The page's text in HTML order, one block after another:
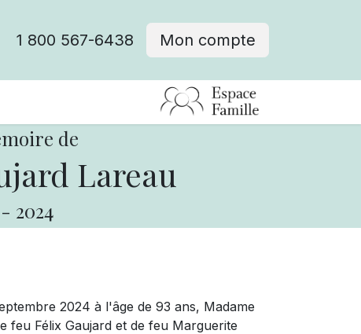
1 800 567-6438 Mon compte
de
Lareau
- 2024
2024 à l'âge de 93 ans, Madame
feu Félix Gaujard et de feu Marguerite